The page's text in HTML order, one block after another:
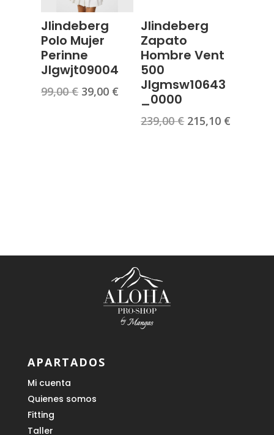
Jlindeberg
Polo Mujer
Perinne
Jlgwjt09004
99,00€ El
39,00 €
precio
actual
Jlindeberg
Zapato
Hombre Vent
500
Jlgmsw10643
_0000
239,00€ El
215,10 €
APARTADOS
Mi cuenta
Quienes somos
Fitting
Taller